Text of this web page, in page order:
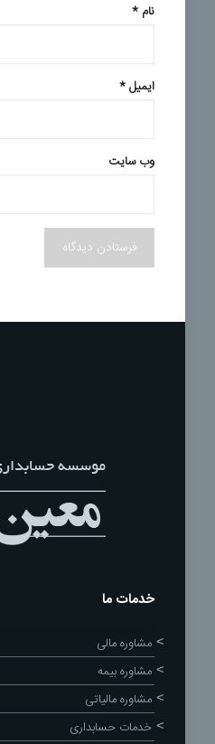
نام *
ایمیل*
وب‌ سایت
خدمات ما
مشاوره مالی
مشاوره بیمه
مشاوره مالیاتی
خدمات حسابداری